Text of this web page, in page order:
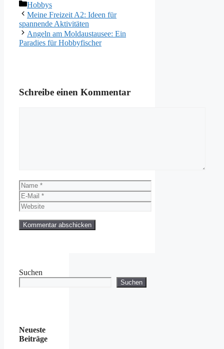
Kategorien
Hobbys
Meine Freizeit A2: Ideen für
spannende Aktivitäten
Angeln am Moldaustausee: Ein
Paradies für Hobbyfischer
Schreibe einen Kommentar
Name
E-
Mail
Website
Suchen
Suchen
Neueste
Beiträge